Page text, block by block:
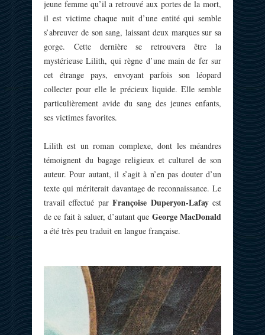
jeune femme qu’il a retrouvé aux portes de la mort,
il est victime chaque nuit d’une entité qui semble
s’abreuver de son sang, laissant deux marques sur sa
gorge. Cette dernière se retrouvera être la
mystérieuse Lilith, qui règne d’une main de fer sur
cet étrange pays, envoyant parfois son léopard
collecter pour elle le précieux liquide. Elle semble
particulièrement avide du sang des jeunes enfants,
ses victimes favorites.
Lilith est un roman complexe, dont les méandres
témoignent du bagage religieux et culturel de son
auteur. Pour autant, il s’agit à n’en pas douter d’un
texte qui mériterait davantage de reconnaissance. Le
travail effectué parFrançoise Duperyon-Lafayest
de ce fait à saluer, d’autant que George MacDonald
a été très peu traduit en langue française.